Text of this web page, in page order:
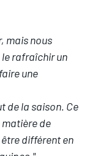
mais nous
rafraîchir un
une
de la saison. Ce
de
différent en